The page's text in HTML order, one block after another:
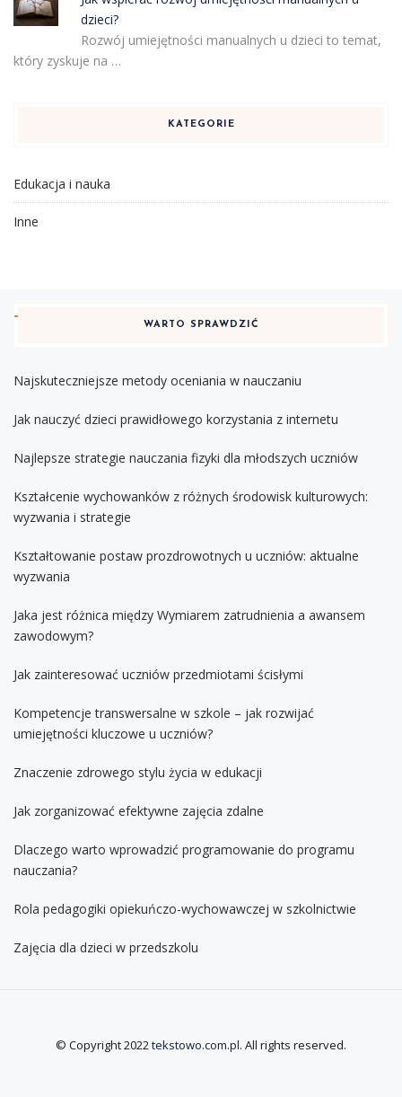
dzieci?
Rozwój umiejętności manualnych u dzieci to temat,
który zyskuje na …
KATEGORIE
Edukacja i nauka
Inne
WARTO SPRAWDZIĆ
Najskuteczniejsze metody oceniania w nauczaniu
Jak nauczyć dzieci prawidłowego korzystania z internetu
Najlepsze strategie nauczania fizyki dla młodszych uczniów
Kształcenie wychowanków z różnych środowisk kulturowych:
wyzwania i strategie
Kształtowanie postaw prozdrowotnych u uczniów: aktualne
wyzwania
Jaka jest różnica między Wymiarem zatrudnienia a awansem
zawodowym?
Jak zainteresować uczniów przedmiotami ścisłymi
Kompetencje transwersalne w szkole – jak rozwijać
umiejętności kluczowe u uczniów?
Znaczenie zdrowego stylu życia w edukacji
Jak zorganizować efektywne zajęcia zdalne
Dlaczego warto wprowadzić programowanie do programu
nauczania?
Rola pedagogiki opiekuńczo-wychowawczej w szkolnictwie
Zajęcia dla dzieci w przedszkolu
© Copyright 2022tekstowo.com.pl. All rights reserved.